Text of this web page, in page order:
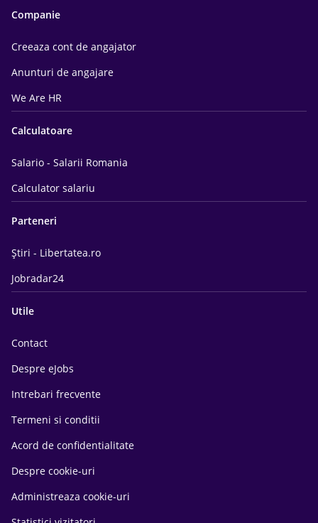
Companie
Creeaza cont de angajator
Anunturi de angajare
We Are HR
Calculatoare
Salario - Salarii Romania
Calculator salariu
Parteneri
Știri - Libertatea.ro
Jobradar24
Utile
Contact
Despre eJobs
Intrebari frecvente
Termeni si conditii
Acord de confidentialitate
Despre cookie-uri
Administreaza cookie-uri